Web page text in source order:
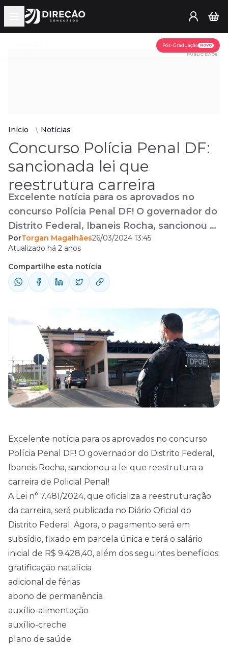
Open main menu
Pós-Graduação NOVO
PUBLICIDADE
Início Notícias
Concurso Polícia Penal DF:
sancionada lei que
reestrutura carreira
Excelente notícia para os aprovados no
concurso Polícia Penal DF! O governador do
Distrito Federal, Ibaneis Rocha, sancionou a
lei que reestrutura a carreira de Policial
Penal! A Lei n° 7.481/2024, que oficializa a
reestruturação da carreira, será publicada no
Diário Oficial do Distrito Federal. Agora, o
PorTorgan Magalhães26/03/2024 13:45
Atualizado há 2 anos
Compartilhe esta notícia
Excelente notícia para os aprovados no concurso
Polícia Penal DF! O governador do Distrito Federal,
Ibaneis Rocha, sancionou a lei que reestrutura a
carreira de Policial Penal!
A Lei n° 7.481/2024, que oficializa a reestruturação
da carreira, será publicada no Diário Oficial do
Distrito Federal. Agora, o pagamento será em
subsídio, fixado em parcela única e terá o salário
inicial de R$ 9.428,40, além dos seguintes benefícios:
gratificação natalícia
adicional de férias
abono de permanência
auxílio-alimentação
auxílio-creche
plano de saúde